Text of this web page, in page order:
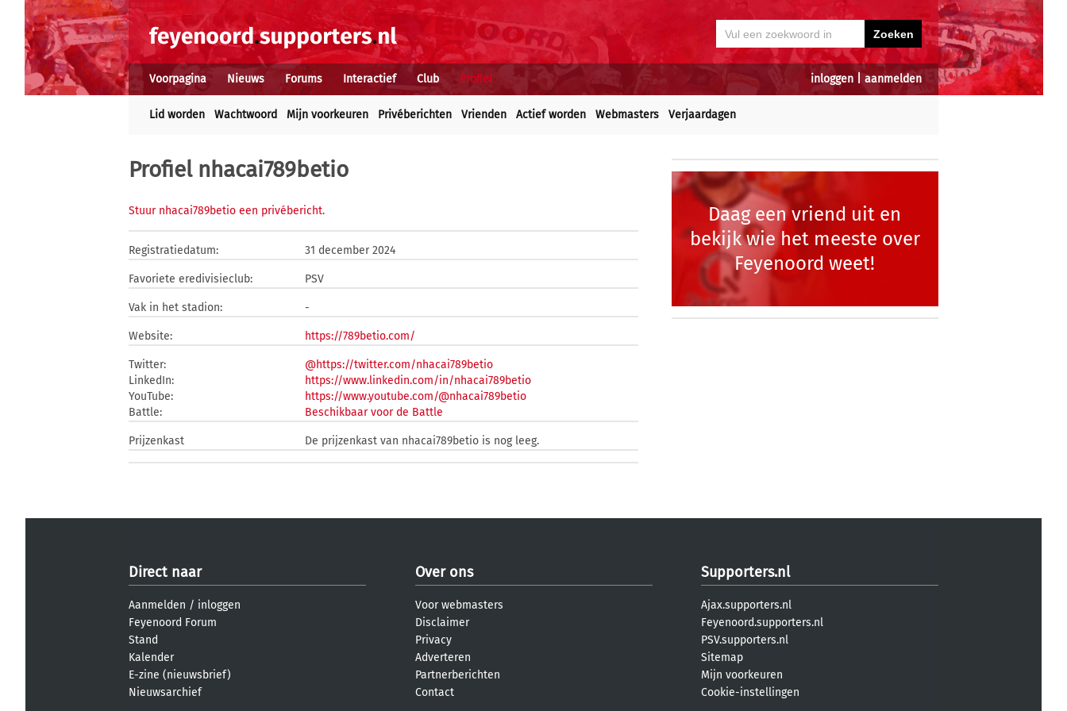
inloggen aanmelden
Voorpagina Nieuws Forums Interactief Club Profiel
Lid worden Wachtwoord Mijn voorkeuren Privéberichten Vrienden Actief worden Webmasters Verjaardagen
Profiel nhacai789betio
Stuur nhacai789betio een privébericht.
Registratiedatum: 31 december 2024
Favoriete eredivisieclub: PSV
Vak in het stadion: -
Website: https://789betio.com/
Twitter:
@https://twitter.com/nhacai789betio
LinkedIn:
https://www.linkedin.com/in/nhacai789betio
YouTube:
https://www.youtube.com/@nhacai789betio
Battle:
Beschikbaar voor de Battle
Prijzenkast De prijzenkast van nhacai789betio is nog leeg.
Daag een vriend uit en
bekijk wie het meeste over
Feyenoord weet!
Direct naar
Aanmelden / inloggen
Feyenoord Forum
Stand
Kalender
E-zine (nieuwsbrief)
Nieuwsarchief
Over ons
Voor webmasters
Disclaimer
Privacy
Adverteren
Partnerberichten
Contact
Supporters.nl
Ajax.supporters.nl
Feyenoord.supporters.nl
PSV.supporters.nl
Sitemap
Mijn voorkeuren
Cookie-instellingen